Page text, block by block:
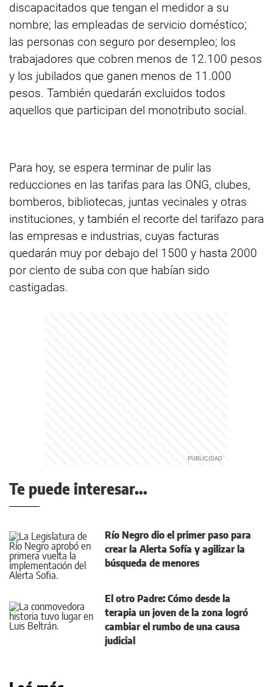
discapacitados que tengan el medidor a su
nombre; las empleadas de servicio doméstico;
las personas con seguro por desempleo; los
trabajadores que cobren menos de 12.100 pesos
y los jubilados que ganen menos de 11.000
pesos. También quedarán excluidos todos
aquellos que participan del monotributo social.
Para hoy, se espera terminar de pulir las
reducciones en las tarifas para las ONG, clubes,
bomberos, bibliotecas, juntas vecinales y otras
instituciones, y también el recorte del tarifazo para
las empresas e industrias, cuyas facturas
quedarán muy por debajo del 1500 y hasta 2000
por ciento de suba con que habían sido
castigadas.
Te puede interesar...
Río Negro dio el primer paso para
crear la Alerta Sofía y agilizar la
búsqueda de menores
El otro Padre: Cómo desde la
terapia un joven de la zona logró
cambiar el rumbo de una causa
judicial